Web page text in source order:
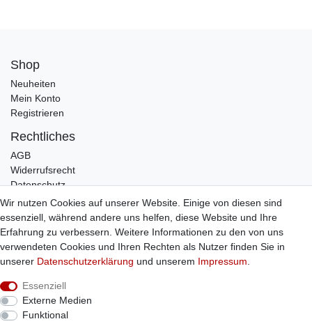
Shop
Neuheiten
Mein Konto
Registrieren
Rechtliches
AGB
Widerrufsrecht
Datenschutz
Impressum
Infos
Zahlung / Versand
Individuelle Anfertigung
Bestellung widerrufen
Wir nutzen Cookies auf unserer Website. Einige von diesen sind
essenziell, während andere uns helfen, diese Website und Ihre
Erfahrung zu verbessern. Weitere Informationen zu den von uns
verwendeten Cookies und Ihren Rechten als Nutzer finden Sie in
unserer Daten­schutz­erklärung und unserem Impressum
Essenziell
Externe Medien
Funktional